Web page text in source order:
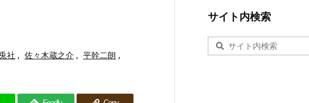
社 , 佐々木蔵之介 , 平幹二朗 ,
サイト内検索